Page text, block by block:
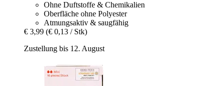
Ohne Duftstoffe & Chemikalien
Oberfläche ohne Polyester
Atmungsaktiv & saugfähig
€ 3,99 (€ 0,13 / Stk)
Zustellung bis 12. August